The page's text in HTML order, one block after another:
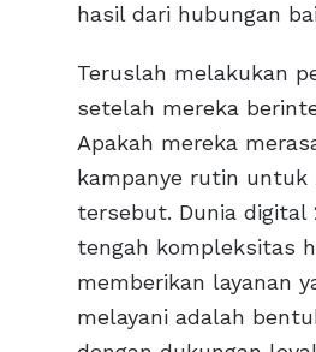
hasil dari hubungan
Teruslah melakukan
setelah mereka
Apakah mereka
kampanye rutin untuk
tersebut. Dunia digital
tengah kompleksitas
memberikan layanan
melayani adalah